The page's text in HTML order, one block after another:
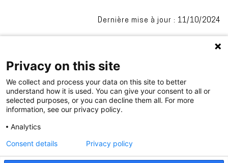
Dernière mise à jour : 11/10/2024
Privacy on this site
We collect and process your data on this site to better
understand how it is used. You can give your consent to all or
selected purposes, or you can decline them all. For more
information, see our privacy policy.
Analytics
Consent details
Privacy policy